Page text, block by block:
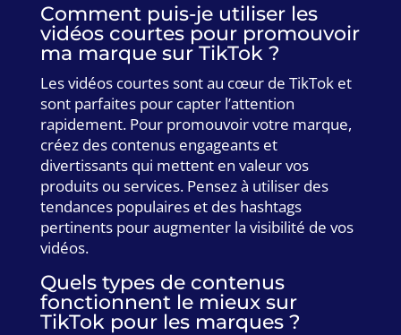
Comment puis-je utiliser les
vidéos courtes pour promouvoir
ma marque sur TikTok ?
Les vidéos courtes sont au cœur de TikTok et
sont parfaites pour capter l’attention
rapidement. Pour promouvoir votre marque,
créez des contenus engageants et
divertissants qui mettent en valeur vos
produits ou services. Pensez à utiliser des
tendances populaires et des hashtags
pertinents pour augmenter la visibilité de vos
vidéos.
Quels types de contenus
fonctionnent le mieux sur
TikTok pour les marques ?